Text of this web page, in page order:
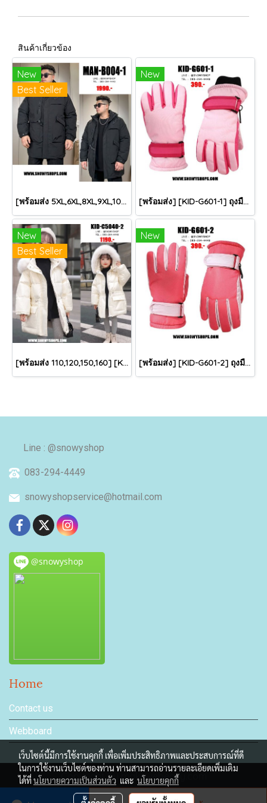
สินค้าเกี่ยวข้อง
New
Best Seller
[พร้อมส่ง 5XL,6XL,8XL,9XL,10XL] [Man-B004-1] Down Jackets BigSize เสื้อโค้ทขนเป็ดกันหนาวสีดำชายไซด์ใหญ่ มีหมวกฮู้ด ซิปด้านหน้า กันน้ำ ใส่กันหนาวติดลบได้อย่างดี
New
[พร้อมส่ง] [KID-G601-1] ถุงมือกันหนาวเด็กสีชมพูอ่อน ซับขนด้านใน ใส่กันหนาวเล่นหิมะได้ (เหมาะสำหรับเด็ก 3-5ขวบ)
New
Best Seller
[พร้อมส่ง 110,120,150,160] [KID-C5040-2] เสื้อโค้ทกันหนาวเด็กขนเป็ดสีขาว แขนยาว มีกระเป๋าสองข้าง แบบซิปด้านหน้า หมวกฮู้ดติดเฟอร์ฟรุ้งฟริ้งใส่ติดลบกันหนาว เล่นหิมะได้ค่ะ
New
[พร้อมส่ง] [KID-G601-2] ถุงมือกันหนาวเด็กสีชมพูเข้ม ซับขนด้านใน ใส่กันหนาวเล่นหิมะได้ (เหมาะสำหรับเด็ก 3-5ขวบ)
Line : @snowyshop
083-294-4449
snowyshopservice@hotmail.com
@snowyshop
Home
Contact us
Webboard
Copyright by makewebeasy.com
ผู้เข้าชมวันนี้ 252
เว็บไซต์นี้มีการใช้งานคุกกี้ เพื่อเพิ่มประสิทธิภาพและประสบการณ์ที่ดี
ในการใช้งานเว็บไซต์ของท่าน ท่านสามารถอ่านรายละเอียดเพิ่มเติม
ได้ที่นโยบายความเป็นส่วนตัว และ นโยบายคุกกี้